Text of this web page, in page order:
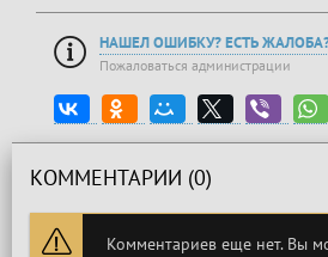
НАШЕЛ ОШИБКУ? ЕСТЬ
Пожаловаться администрации
КОММЕНТАРИИ (0)
Комментариев еще нет. Вы